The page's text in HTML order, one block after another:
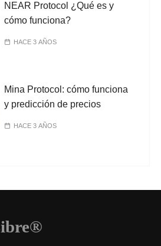
NEAR Protocol ¿Qué es y
cómo funciona?
HACE 3 AÑOS
Mina Protocol: cómo funciona
y predicción de precios
HACE 3 AÑOS